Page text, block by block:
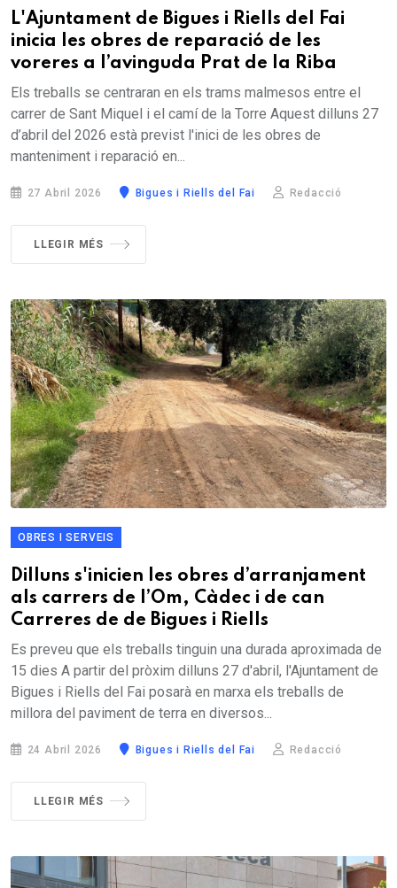
L'Ajuntament de Bigues i Riells del Fai
inicia les obres de reparació de les
voreres a l’avinguda Prat de la Riba
Els treballs se centraran en els trams malmesos entre el
carrer de Sant Miquel i el camí de la Torre Aquest dilluns 27
d’abril del 2026 està previst l'inici de les obres de
manteniment i reparació en...
27 Abril 2026 Bigues i Riells del Fai Redacció
LLEGIR MÉS
OBRES I SERVEIS
Dilluns s'inicien les obres d’arranjament
als carrers de l’Om, Càdec i de can
Carreres de de Bigues i Riells
Es preveu que els treballs tinguin una durada aproximada de
15 dies A partir del pròxim dilluns 27 d'abril, l'Ajuntament de
Bigues i Riells del Fai posarà en marxa els treballs de
millora del paviment de terra en diversos...
24 Abril 2026 Bigues i Riells del Fai Redacció
LLEGIR MÉS